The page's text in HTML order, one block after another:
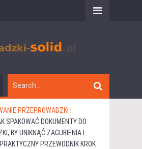
PRZEPROWADZKI I
SPAKOWAĆ DOKUMENTY DO
BY UNIKNĄĆ ZAGUBIENIA I
PRZEWODNIK KROK